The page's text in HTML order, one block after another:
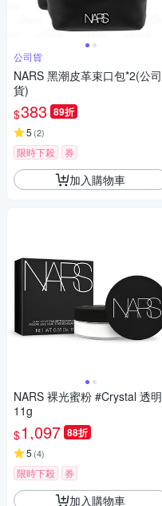
公司貨
NARS 黑潮皮革束口包*2(公司
貨)
$383 89折
5 (2)
限時下殺 券
加入購物車
NARS 裸光蜜粉 #Crystal 透明
11g
$1,097 88折
5 (4)
限時下殺 券
加入購物車